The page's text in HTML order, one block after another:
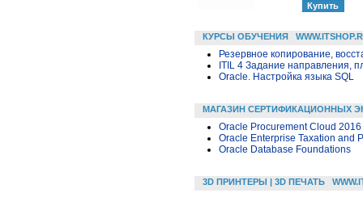
КУРСЫ ОБУЧЕНИЯ
Резервное копирование,
ITIL 4 Задание направления,
Oracle. Настройка языка SQL
МАГАЗИН СЕРТИФИКАЦИОННЫХ
Oracle Procurement Cloud
Oracle Enterprise Taxation and
Oracle Database Foundations
3D ПРИНТЕРЫ | 3D ПЕЧАТЬ